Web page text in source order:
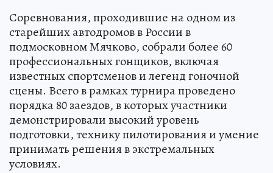
Соревнования, проходившие на одном из
старейших автодромов в России в
подмосковном Мячково, собрали более 60
профессиональных гонщиков, включая
известных спортсменов и легенд гоночной
сцены. Всего в рамках турнира проведено
порядка 80 заездов, в которых участники
демонстрировали высокий уровень
подготовки, технику пилотирования и умение
принимать решения в экстремальных
условиях.